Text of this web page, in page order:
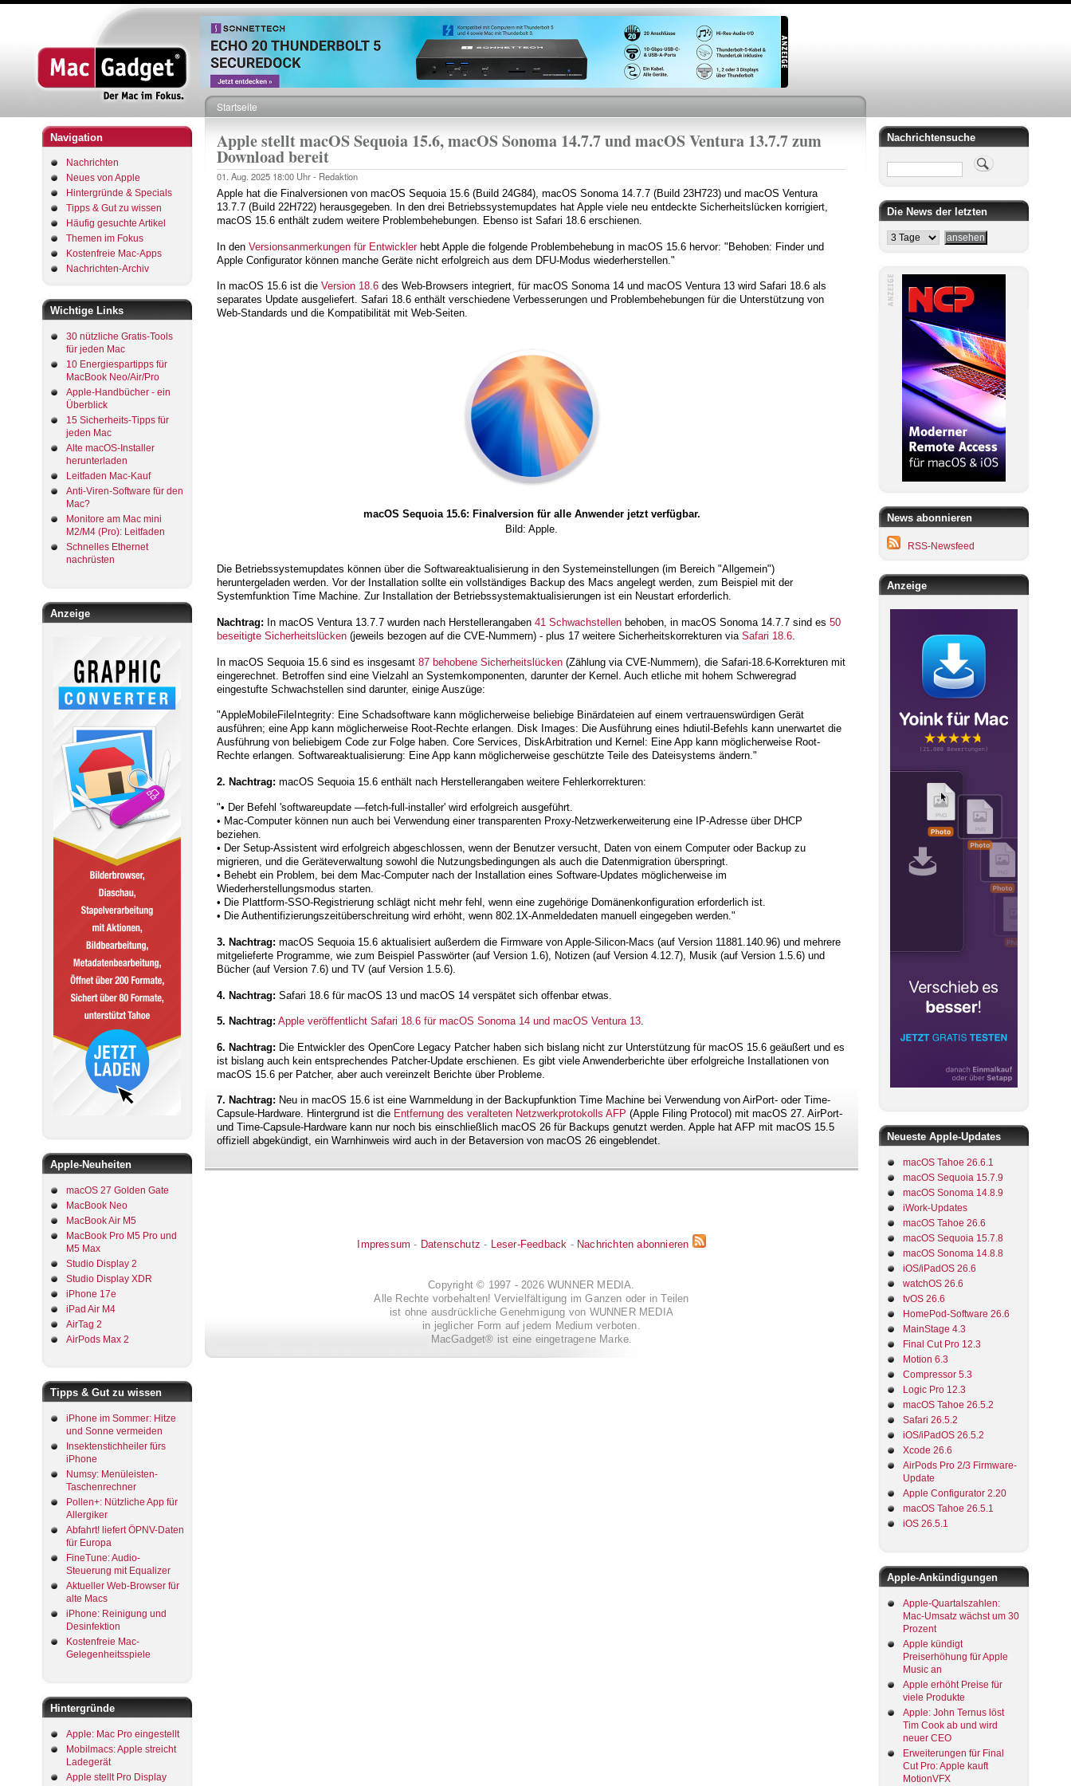
Direkt
zum
Inhalt
Navigation
Nachrichten
Neues von Apple
Hintergründe & Specials
Tipps & Gut zu wissen
Häufig gesuchte Artikel
Themen im Fokus
Kostenfreie Mac-Apps
Nachrichten-Archiv
Wichtige Links
30 nützliche Gratis-Tools
für jeden Mac
10 Energiespartipps für
MacBook Neo/Air/Pro
Apple-Handbücher - ein
Überblick
15 Sicherheits-Tipps für
jeden Mac
Alte macOS-Installer
herunterladen
Leitfaden Mac-Kauf
Anti-Viren-Software für den
Mac?
Monitore am Mac mini
M2/M4 (Pro): Leitfaden
Schnelles Ethernet
nachrüsten
Anzeige
Apple-Neuheiten
macOS 27 Golden Gate
MacBook Neo
MacBook Air M5
MacBook Pro M5 Pro und
M5 Max
Studio Display 2
Studio Display XDR
iPhone 17e
iPad Air M4
AirTag 2
AirPods Max 2
Tipps & Gut zu wissen
iPhone im Sommer: Hitze
und Sonne vermeiden
Insektenstichheiler fürs
iPhone
Numsy: Menüleisten-
Taschenrechner
Pollen+: Nützliche App für
Allergiker
Abfahrt! liefert ÖPNV-Daten
für Europa
FineTune: Audio-
Steuerung mit Equalizer
Aktueller Web-Browser für
alte Macs
iPhone: Reinigung und
Desinfektion
Kostenfreie Mac-
Gelegenheitsspiele
Hintergründe
Apple: Mac Pro eingestellt
Mobilmacs: Apple streicht
Ladegerät
Apple stellt Pro Display
Pfadnavigation
Startseite
Apple stellt macOS Sequoia 15.6, macOS Sonoma 14.7.7 und macOS Ventura 13.7.7 zum
Download bereit
01. Aug. 2025 18:00 Uhr - Redaktion
Apple hat die Finalversionen von macOS Sequoia 15.6 (Build 24G84), macOS Sonoma 14.7.7 (Build 23H723) und macOS Ventura
13.7.7 (Build 22H722) herausgegeben. In den drei Betriebssystemupdates hat Apple viele neu entdeckte Sicherheitslücken korrigiert,
macOS 15.6 enthält zudem weitere Problembehebungen. Ebenso ist Safari 18.6 erschienen.
In den Versionsanmerkungen für Entwicklerhebt Apple die folgende Problembehebung in macOS 15.6 hervor: "Behoben: Finder und
Apple Configurator können manche Geräte nicht erfolgreich aus dem DFU-Modus wiederherstellen."
In macOS 15.6 ist die Version 18.6 des Web-Browsers integriert, für macOS Sonoma 14 und macOS Ventura 13 wird Safari 18.6 als
separates Update ausgeliefert. Safari 18.6 enthält verschiedene Verbesserungen und Problembehebungen für die Unterstützung von
Web-Standards und die Kompatibilität mit Web-Seiten.
macOS Sequoia 15.6: Finalversion für alle Anwender jetzt verfügbar.
Bild: Apple.
Die Betriebssystemupdates können über die Softwareaktualisierung in den Systemeinstellungen (im Bereich "Allgemein")
heruntergeladen werden. Vor der Installation sollte ein vollständiges Backup des Macs angelegt werden, zum Beispiel mit der
Systemfunktion Time Machine. Zur Installation der Betriebssystemaktualisierungen ist ein Neustart erforderlich.
Nachtrag: In macOS Ventura 13.7.7 wurden nach Herstellerangaben 41 Schwachstellen behoben, in macOS Sonoma 14.7.7 sind es 50
beseitigte Sicherheitslücken (jeweils bezogen auf die CVE-Nummern) - plus 17 weitere Sicherheitskorrekturen via Safari 18.6
In macOS Sequoia 15.6 sind es insgesamt 87 behobene Sicherheitslücken (Zählung via CVE-Nummern), die Safari-18.6-Korrekturen mit
eingerechnet. Betroffen sind eine Vielzahl an Systemkomponenten, darunter der Kernel. Auch etliche mit hohem Schweregrad
eingestufte Schwachstellen sind darunter, einige Auszüge:
"AppleMobileFileIntegrity: Eine Schadsoftware kann möglicherweise beliebige Binärdateien auf einem vertrauenswürdigen Gerät
ausführen; eine App kann möglicherweise Root-Rechte erlangen. Disk Images: Die Ausführung eines hdiutil-Befehls kann unerwartet die
Ausführung von beliebigem Code zur Folge haben. Core Services, DiskArbitration und Kernel: Eine App kann möglicherweise Root-
Rechte erlangen. Softwareaktualisierung: Eine App kann möglicherweise geschützte Teile des Dateisystems ändern."
2. Nachtrag: macOS Sequoia 15.6 enthält nach Herstellerangaben weitere Fehlerkorrekturen:
"• Der Befehl 'softwareupdate —fetch-full-installer' wird erfolgreich ausgeführt.
• Mac-Computer können nun auch bei Verwendung einer transparenten Proxy-Netzwerkerweiterung eine IP-Adresse über DHCP
beziehen.
• Der Setup-Assistent wird erfolgreich abgeschlossen, wenn der Benutzer versucht, Daten von einem Computer oder Backup zu
migrieren, und die Geräteverwaltung sowohl die Nutzungsbedingungen als auch die Datenmigration überspringt.
• Behebt ein Problem, bei dem Mac-Computer nach der Installation eines Software-Updates möglicherweise im
Wiederherstellungsmodus starten.
• Die Plattform-SSO-Registrierung schlägt nicht mehr fehl, wenn eine zugehörige Domänenkonfiguration erforderlich ist.
• Die Authentifizierungszeitüberschreitung wird erhöht, wenn 802.1X-Anmeldedaten manuell eingegeben werden."
3. Nachtrag: macOS Sequoia 15.6 aktualisiert außerdem die Firmware von Apple-Silicon-Macs (auf Version 11881.140.96) und mehrere
mitgelieferte Programme, wie zum Beispiel Passwörter (auf Version 1.6), Notizen (auf Version 4.12.7), Musik (auf Version 1.5.6) und
Bücher (auf Version 7.6) und TV (auf Version 1.5.6).
4. Nachtrag: Safari 18.6 für macOS 13 und macOS 14 verspätet sich offenbar etwas.
5. Nachtrag: Apple veröffentlicht Safari 18.6 für macOS Sonoma 14 und macOS Ventura 13.
6. Nachtrag: Die Entwickler des OpenCore Legacy Patcher haben sich bislang nicht zur Unterstützung für macOS 15.6 geäußert und es
ist bislang auch kein entsprechendes Patcher-Update erschienen. Es gibt viele Anwenderberichte über erfolgreiche Installationen von
macOS 15.6 per Patcher, aber auch vereinzelt Berichte über Probleme.
7. Nachtrag: Neu in macOS 15.6 ist eine Warnmeldung in der Backupfunktion Time Machine bei Verwendung von AirPort- oder Time-
Capsule-Hardware. Hintergrund ist die Entfernung des veralteten Netzwerkprotokolls AFP (Apple Filing Protocol) mit macOS 27. AirPort-
und Time-Capsule-Hardware kann nur noch bis einschließlich macOS 26 für Backups genutzt werden. Apple hat AFP mit macOS 15.5
offiziell abgekündigt, ein Warnhinweis wird auch in der Betaversion von macOS 26 eingeblendet.
Impressum - Datenschutz - Leser-Feedback - Nachrichten abonnieren
Copyright © 1997 - 2026 WUNNER MEDIA.
Alle Rechte vorbehalten! Vervielfältigung im Ganzen oder in Teilen
ist ohne ausdrückliche Genehmigung von WUNNER MEDIA
in jeglicher Form auf jedem Medium verboten.
MacGadget® ist eine eingetragene Marke.
Nachrichtensuche
Suche
Die News der letzten
News abonnieren
RSS-Newsfeed
Anzeige
Neueste Apple-Updates
macOS Tahoe 26.6.1
macOS Sequoia 15.7.9
macOS Sonoma 14.8.9
iWork-Updates
macOS Tahoe 26.6
macOS Sequoia 15.7.8
macOS Sonoma 14.8.8
iOS/iPadOS 26.6
watchOS 26.6
tvOS 26.6
HomePod-Software 26.6
MainStage 4.3
Final Cut Pro 12.3
Motion 6.3
Compressor 5.3
Logic Pro 12.3
macOS Tahoe 26.5.2
Safari 26.5.2
iOS/iPadOS 26.5.2
Xcode 26.6
AirPods Pro 2/3 Firmware-
Update
Apple Configurator 2.20
macOS Tahoe 26.5.1
iOS 26.5.1
Apple-Ankündigungen
Apple-Quartalszahlen:
Mac-Umsatz wächst um 30
Prozent
Apple kündigt
Preiserhöhung für Apple
Music an
Apple erhöht Preise für
viele Produkte
Apple: John Ternus löst
Tim Cook ab und wird
neuer CEO
Erweiterungen für Final
Cut Pro: Apple kauft
MotionVFX